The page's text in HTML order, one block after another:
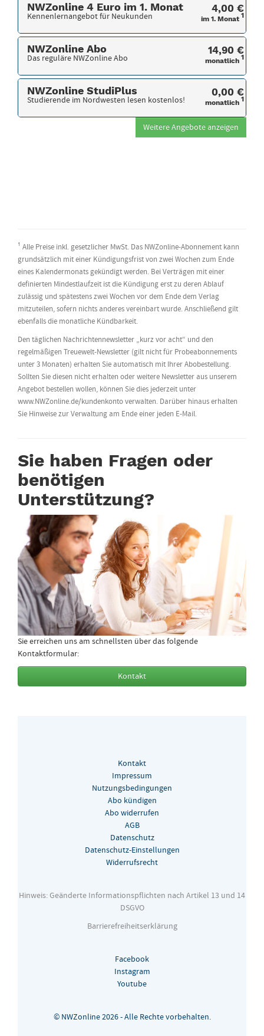
NWZonline 4 Euro im 1. Monat
Kennenlernangebot für Neukunden
4,00 €
im 1. Monat 1
NWZonline Abo
Das reguläre NWZonline Abo
14,90 €
monatlich 1
NWZonline StudiPlus
Studierende im Nordwesten lesen kostenlos!
0,00 €
monatlich 1
Weitere Angebote anzeigen
¹ Alle Preise inkl. gesetzlicher MwSt. Das NWZonline-Abonnement kann
grundsätzlich mit einer Kündigungsfrist von zwei Wochen zum Ende
eines Kalendermonats gekündigt werden. Bei Verträgen mit einer
definierten Mindestlaufzeit ist die Kündigung erst zu deren Ablauf
zulässig und spätestens zwei Wochen vor dem Ende dem Verlag
mitzuteilen, sofern nichts anderes vereinbart wurde. Anschließend gilt
ebenfalls die monatliche Kündbarkeit.
Den täglichen Nachrichtennewsletter „kurz vor acht“ und den
regelmäßigen Treuewelt-Newsletter (gilt nicht für Probeabonnements
unter 3 Monaten) erhalten Sie automatisch mit Ihrer Abobestellung.
Sollten Sie diesen nicht erhalten oder weitere Newsletter aus unserem
Angebot bestellen wollen, können Sie dies jederzeit unter
www.NWZonline.de/kundenkonto verwalten. Darüber hinaus erhalten
Sie Hinweise zur Verwaltung am Ende einer jeden E-Mail.
Sie haben Fragen oder
benötigen
Unterstützung?
Sie erreichen uns am schnellsten über das folgende
Kontaktformular:
Kontakt
Kontakt
Impressum
Nutzungsbedingungen
Abo kündigen
Abo widerrufen
AGB
Datenschutz
Datenschutz-Einstellungen
Widerrufsrecht
Hinweis: Geänderte Informationspflichten nach Artikel 13 und 14
DSGVO
Barrierefreiheitserklärung
Facebook
Instagram
Youtube
© NWZonline 2026 - Alle Rechte vorbehalten.